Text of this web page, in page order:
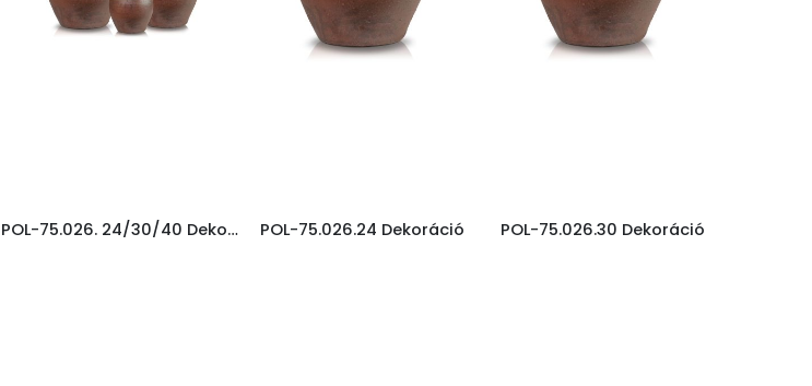
POL-75.026. 24/30/40 Dekoráció POL-75.026.24 Dekoráció POL-75.026.30 Dekoráció